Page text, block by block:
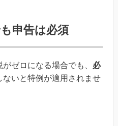
申告は必須
ゼロになる場合でも、 必
ないと特例が適用されませ